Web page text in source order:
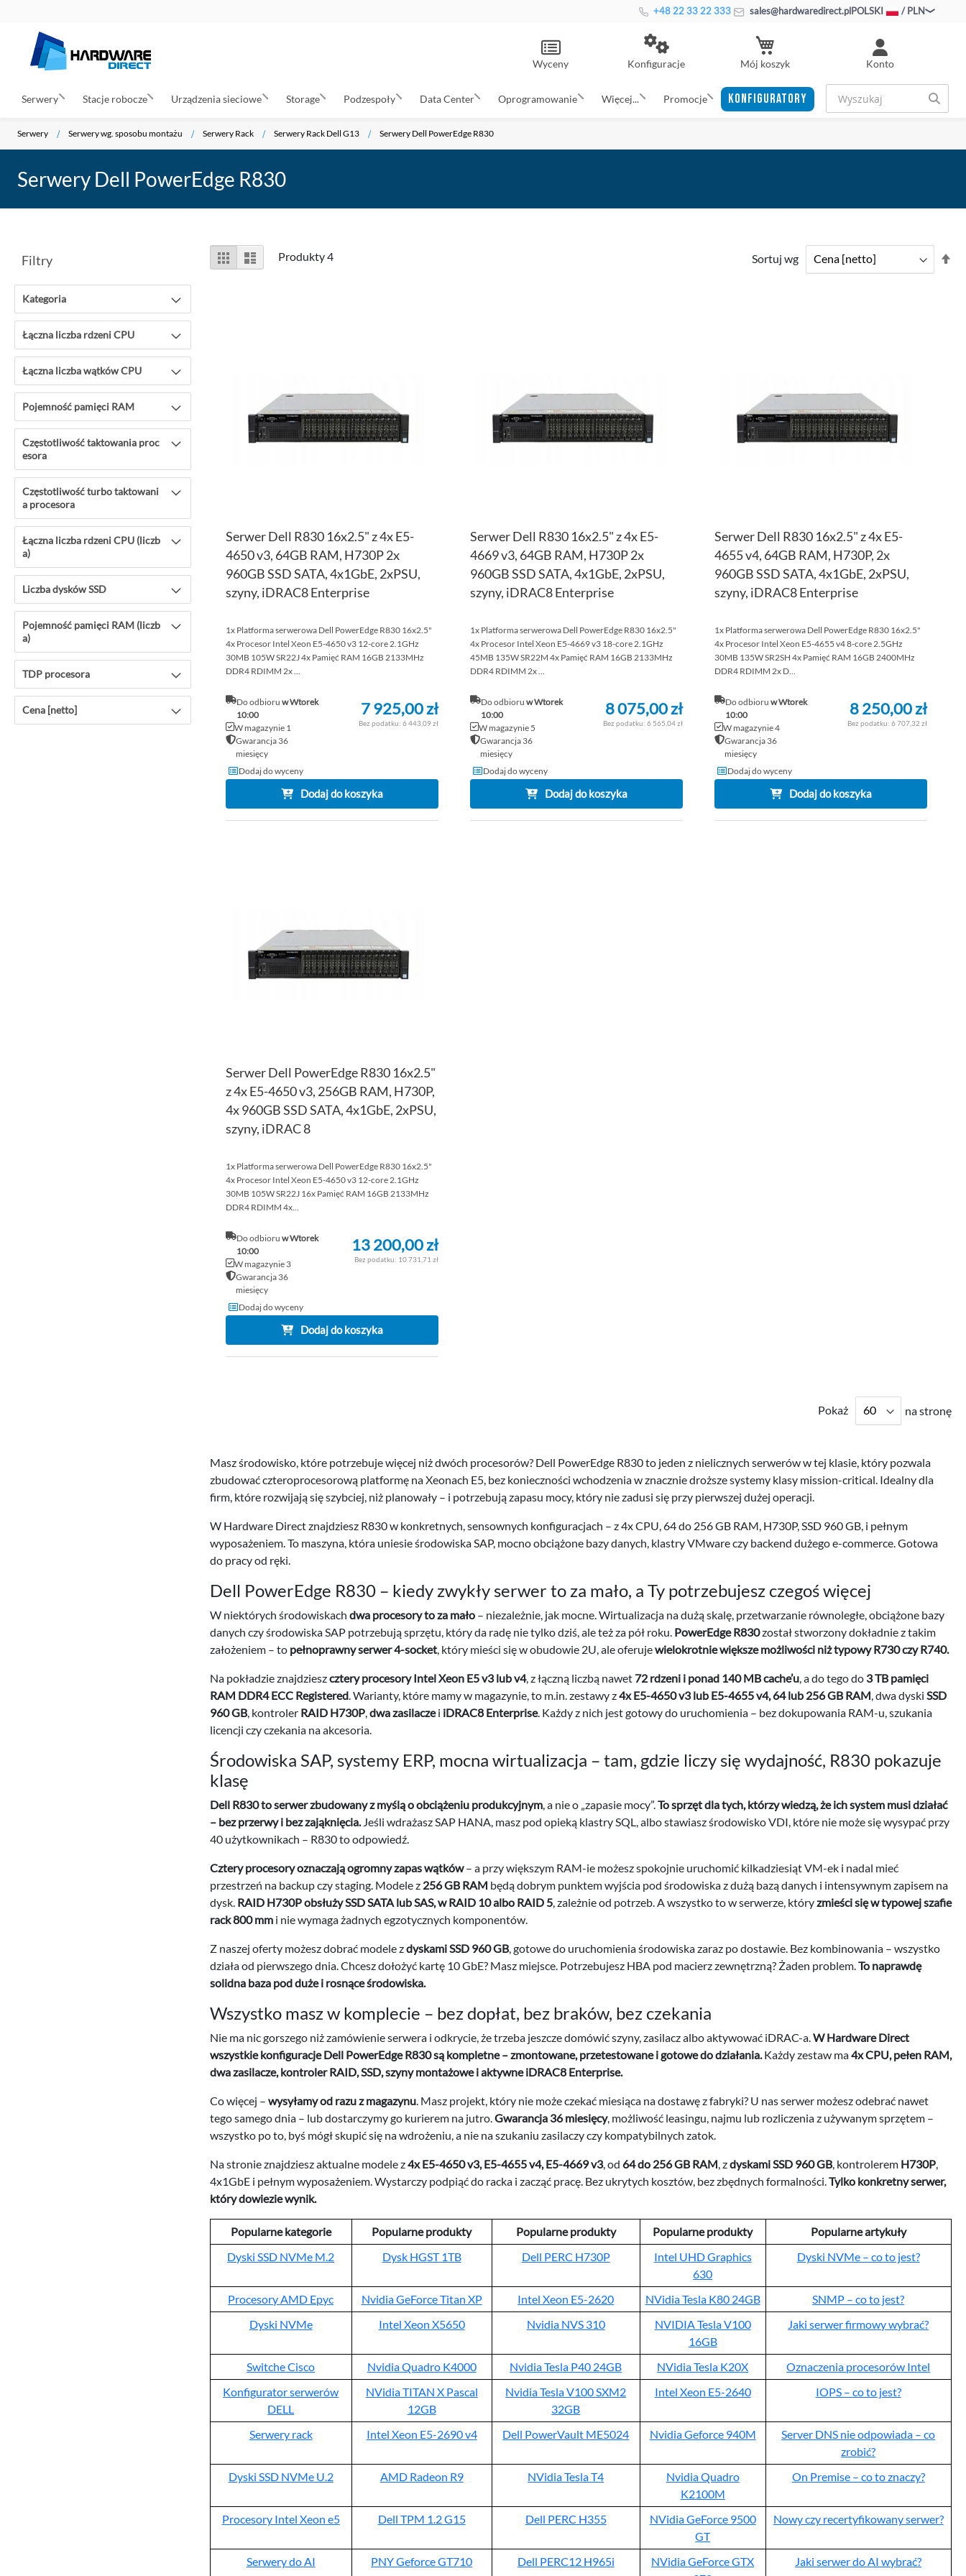
+48 22 33 22 333 sales@hardwaredirect.plPOLSKI / PLN
Konto
Konfiguracje Mój koszyk
Wyceny
Serwery Stacje robocze Urządzenia sieciowe Storage Podzespoły Data Center Oprogramowanie Więcej... Promocje KONFIGURATORY
Serwery Serwery wg. sposobu montażu Serwery Rack Serwery Rack Dell G13 Serwery Dell PowerEdge R830
Serwery Dell PowerEdge R830
Zobacz
jako
SiatkaLista Produkty4 Sortuj wg
Serwer Dell R830 16x2.5" z 4x E5-
4650 v3, 64GB RAM, H730P 2x
960GB SSD SATA, 4x1GbE, 2xPSU,
szyny, iDRAC8 Enterprise
1x Platforma serwerowa Dell PowerEdge R830 16x2.5"
4x Procesor Intel Xeon E5-4650 v3 12-core 2.1GHz
30MB 105W SR22J 4x Pamięć RAM 16GB 2133MHz
DDR4 RDIMM 2x ...
Do odbioru w Wtorek
10:00
W magazynie 1
Gwarancja 36
miesięcy
7 925,00 zł
6 443,09 zł
Dodaj do wyceny
Dodaj do koszyka
Serwer Dell R830 16x2.5" z 4x E5-
4669 v3, 64GB RAM, H730P 2x
960GB SSD SATA, 4x1GbE, 2xPSU,
szyny, iDRAC8 Enterprise
1x Platforma serwerowa Dell PowerEdge R830 16x2.5"
4x Procesor Intel Xeon E5-4669 v3 18-core 2.1GHz
45MB 135W SR22M 4x Pamięć RAM 16GB 2133MHz
DDR4 RDIMM 2x ...
Do odbioru w Wtorek
10:00
W magazynie 5
Gwarancja 36
miesięcy
8 075,00 zł
6 565,04 zł
Dodaj do wyceny
Dodaj do koszyka
Serwer Dell R830 16x2.5" z 4x E5-
4655 v4, 64GB RAM, H730P, 2x
960GB SSD SATA, 4x1GbE, 2xPSU,
szyny, iDRAC8 Enterprise
1x Platforma serwerowa Dell PowerEdge R830 16x2.5"
4x Procesor Intel Xeon E5-4655 v4 8-core 2.5GHz
30MB 135W SR2SH 4x Pamięć RAM 16GB 2400MHz
DDR4 RDIMM 2x D...
Do odbioru w Wtorek
10:00
W magazynie 4
Gwarancja 36
miesięcy
8 250,00 zł
6 707,32 zł
Dodaj do wyceny
Dodaj do koszyka
Serwer Dell PowerEdge R830 16x2.5"
z 4x E5-4650 v3, 256GB RAM, H730P,
4x 960GB SSD SATA, 4x1GbE, 2xPSU,
szyny, iDRAC 8
1x Platforma serwerowa Dell PowerEdge R830 16x2.5"
4x Procesor Intel Xeon E5-4650 v3 12-core 2.1GHz
30MB 105W SR22J 16x Pamięć RAM 16GB 2133MHz
DDR4 RDIMM 4x...
Do odbioru w Wtorek
10:00
W magazynie 3
Gwarancja 36
miesięcy
13 200,00 zł
10 731,71 zł
Dodaj do wyceny
Dodaj do koszyka
Pokaż na stronę
Masz środowisko, które potrzebuje więcej niż dwóch procesorów? Dell PowerEdge R830 to jeden z nielicznych serwerów w tej klasie, który pozwala
zbudować czteroprocesorową platformę na Xeonach E5, bez konieczności wchodzenia w znacznie droższe systemy klasy mission-critical. Idealny dla
firm, które rozwijają się szybciej, niż planowały – i potrzebują zapasu mocy, który nie zadusi się przy pierwszej dużej operacji.
W Hardware Direct znajdziesz R830 w konkretnych, sensownych konfiguracjach – z 4x CPU, 64 do 256 GB RAM, H730P, SSD 960 GB, i pełnym
wyposażeniem. To maszyna, która uniesie środowiska SAP, mocno obciążone bazy danych, klastry VMware czy backend dużego e-commerce. Gotowa
do pracy od ręki.
Dell PowerEdge R830 – kiedy zwykły serwer to za mało, a Ty potrzebujesz czegoś więcej
W niektórych środowiskach dwa procesory to za mało– niezależnie, jak mocne. Wirtualizacja na dużą skalę, przetwarzanie równoległe, obciążone bazy
danych czy środowiska SAP potrzebują sprzętu, który da radę nie tylko dziś, ale też za pół roku. PowerEdge R830został stworzony dokładnie z takim
założeniem – to pełnoprawny serwer 4-socket, który mieści się w obudowie 2U, ale oferujewielokrotnie większe możliwości niż typowy R730 czy R740.
Na pokładzie znajdzieszcztery procesory Intel Xeon E5 v3 lub v4, z łączną liczbą nawet 72 rdzeni i ponad 140 MB cache’u, a do tego do 3 TB pamięci
RAM DDR4 ECC Registered. Warianty, które mamy w magazynie, to m.in. zestawy z4x E5-4650 v3 lub E5-4655 v4, 64 lub 256 GB RAM , dwa dyski SSD
960 GB, kontroler RAID H730P, dwa zasilaczei iDRAC8 Enterprise. Każdy z nich jest gotowy do uruchomienia – bez dokupowania RAM-u, szukania
licencji czy czekania na akcesoria.
Środowiska SAP, systemy ERP, mocna wirtualizacja – tam, gdzie liczy się wydajność, R830 pokazuje
klasę
Dell R830 to serwer zbudowany z myślą o obciążeniu produkcyjnym, a nie o „zapasie mocy”. To sprzęt dla tych, którzy wiedzą, że ich system musi działać
– bez przerwy i bez zająknięcia.Jeśli wdrażasz SAP HANA, masz pod opieką klastry SQL, albo stawiasz środowisko VDI, które nie może się wysypać przy
40 użytkownikach – R830 to odpowiedź.
Cztery procesory oznaczają ogromny zapas wątków– a przy większym RAM-ie możesz spokojnie uruchomić kilkadziesiąt VM-ek i nadal mieć
przestrzeń na backup czy staging. Modele z 256 GB RAM będą dobrym punktem wyjścia pod środowiska z dużą bazą danych i intensywnym zapisem na
dysk. RAID H730P obsłuży SSD SATA lub SAS, w RAID 10 albo RAID 5, zależnie od potrzeb. A wszystko to w serwerze, któryzmieści się w typowej szafie
rack 800 mmi nie wymaga żadnych egzotycznych komponentów.
Z naszej oferty możesz dobrać modele zdyskami SSD 960 GB, gotowe do uruchomienia środowiska zaraz po dostawie. Bez kombinowania – wszystko
działa od pierwszego dnia. Chcesz dołożyć kartę 10 GbE? Masz miejsce. Potrzebujesz HBA pod macierz zewnętrzną? Żaden problem. To naprawdę
solidna baza pod duże i rosnące środowiska.
Wszystko masz w komplecie – bez dopłat, bez braków, bez czekania
Nie ma nic gorszego niż zamówienie serwera i odkrycie, że trzeba jeszcze domówić szyny, zasilacz albo aktywować iDRAC-a. W Hardware Direct
wszystkie konfiguracje Dell PowerEdge R830 są kompletne – zmontowane, przetestowane i gotowe do działania.Każdy zestaw ma4x CPU, pełen RAM,
dwa zasilacze, kontroler RAID, SSD, szyny montażowe i aktywne iDRAC8 Enterprise.
Co więcej – wysyłamy od razu z magazynu. Masz projekt, który nie może czekać miesiąca na dostawę z fabryki? U nas serwer możesz odebrać nawet
tego samego dnia – lub dostarczymy go kurierem na jutro. Gwarancja 36 miesięcy, możliwość leasingu, najmu lub rozliczenia z używanym sprzętem –
wszystko po to, byś mógł skupić się na wdrożeniu, a nie na szukaniu zasilaczy czy kompatybilnych zatok.
Na stronie znajdziesz aktualne modele z4x E5-4650 v3, E5-4655 v4, E5-4669 v3, od 64 do 256 GB RAM , zdyskami SSD 960 GB, kontrolerem H730P,
4x1GbE i pełnym wyposażeniem. Wystarczy podpiąć do racka i zacząć pracę. Bez ukrytych kosztów, bez zbędnych formalności. Tylko konkretny serwer,
który dowiezie wynik.
Popularne kategorie Popularne produkty Popularne produkty Popularne produkty
Popularne artykuły
Dyski SSD NVMe M.2
Dysk HGST 1TB Dell PERC H730P
Intel UHD Graphics
630
Dyski NVMe – co to jest?
Procesory AMD Epyc Nvidia GeForce Titan XP Intel Xeon E5-2620 NVidia Tesla K80 24GB
SNMP – co to jest?
Dyski NVMe
Intel Xeon X5650 Nvidia NVS 310
NVIDIA Tesla V100
16GB
Jaki serwer firmowy wybrać?
Switche Cisco Nvidia Quadro K4000 Nvidia Tesla P40 24GB NVidia Tesla K20X
Oznaczenia procesorów Intel
Konfigurator serwerów
DELL
NVidia TITAN X Pascal
12GB
Nvidia Tesla V100 SXM2
32GB
Intel Xeon E5-2640 IOPS – co to jest?
Serwery rack Intel Xeon E5-2690 v4 Dell PowerVault ME5024 Nvidia Geforce 940M
Server DNS nie odpowiada – co
zrobić?
Dyski SSD NVMe U.2
AMD Radeon R9 NVidia Tesla T4
Nvidia Quadro
K2100M
On Premise – co to znaczy?
Procesory Intel Xeon e5 Dell TPM 1.2 G15 Dell PERC H355
NVidia GeForce 9500
GT
Nowy czy recertyfikowany serwer?
Serwery do AI PNY Geforce GT710 Dell PERC12 H965i
NVidia GeForce GTX
Jaki serwer do AI wybrać?
Filtry
Kategoria
Łączna liczba rdzeni CPU
Łączna liczba wątków CPU
Pojemność pamięci RAM
Częstotliwość taktowania proc
esora
Częstotliwość turbo taktowani
a procesora
Łączna liczba rdzeni CPU (liczb
a)
Liczba dysków SSD
Pojemność pamięci RAM (liczb
a)
TDP procesora
Cena [netto]